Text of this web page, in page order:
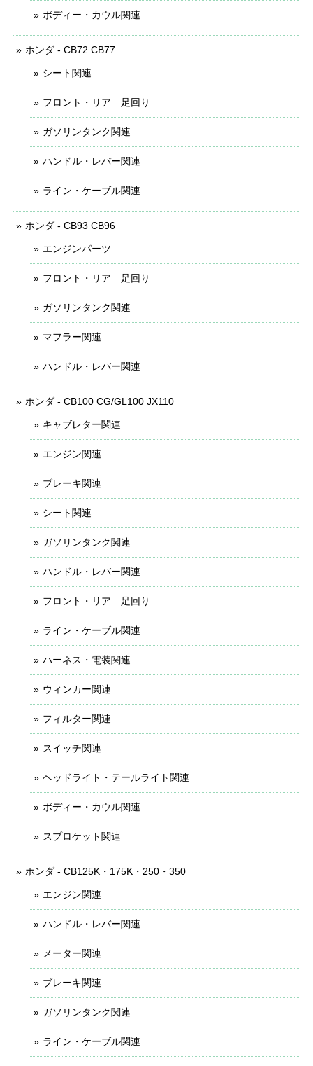
ボディー・カウル関連
ホンダ - CB72 CB77
シート関連
フロント・リア 足回り
ガソリンタンク関連
ハンドル・レバー関連
ライン・ケーブル関連
ホンダ - CB93 CB96
エンジンパーツ
フロント・リア 足回り
ガソリンタンク関連
マフラー関連
ハンドル・レバー関連
ホンダ - CB100 CG/GL100 JX110
キャブレター関連
エンジン関連
ブレーキ関連
シート関連
ガソリンタンク関連
ハンドル・レバー関連
フロント・リア 足回り
ライン・ケーブル関連
ハーネス・電装関連
ウィンカー関連
フィルター関連
スイッチ関連
ヘッドライト・テールライト関連
ボディー・カウル関連
スプロケット関連
ホンダ - CB125K・175K・250・350
エンジン関連
ハンドル・レバー関連
メーター関連
ブレーキ関連
ガソリンタンク関連
ライン・ケーブル関連